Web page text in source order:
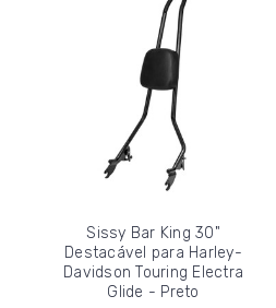
Sissy Bar King 30"
Destacável para Harley-
Davidson Touring Electra
Glide - Preto